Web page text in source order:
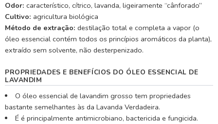
Odor: característico, cítrico, lavanda, ligeiramente “cânforado”
Cultivo: agricultura biológica
Método de extração: destilação total e completa a vapor (o
óleo essencial contém todos os princípios aromáticos da planta),
extraído sem solvente, não desterpenizado.
PROPRIEDADES E BENEFÍCIOS DO ÓLEO ESSENCIAL DE
LAVANDIM
O óleo essencial de lavandim grosso tem propriedades
bastante semelhantes às da Lavanda Verdadeira.
É é principalmente antimicrobiano, bactericida e fungicida.